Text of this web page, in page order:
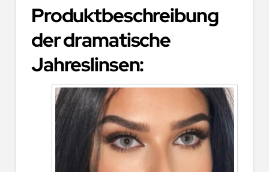
Produktbeschreibung
der dramatische
Jahreslinsen: